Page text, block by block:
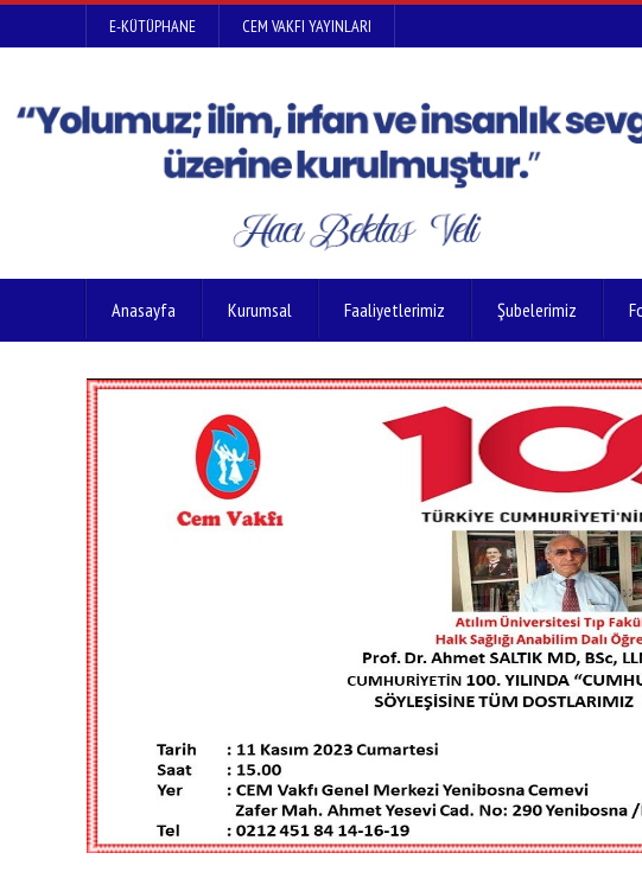
E-KÜTÜPHANE CEM VAKFI YAYINLARI
Anasayfa Kurumsal Faaliyetlerimiz Şubelerimiz